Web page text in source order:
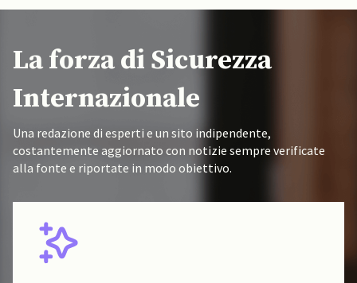
La forza di Sicurezza
Internazionale
Una redazione di esperti e un sito indipendente,
costantemente aggiornato con notizie sempre verificate
alla fonte e riportate in modo obiettivo.